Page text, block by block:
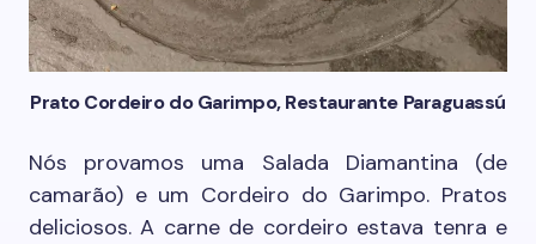
Prato Cordeiro do Garimpo, Restaurante Paraguassú
Nós provamos uma Salada Diamantina (de
camarão) e um Cordeiro do Garimpo. Pratos
deliciosos. A carne de cordeiro estava tenra e